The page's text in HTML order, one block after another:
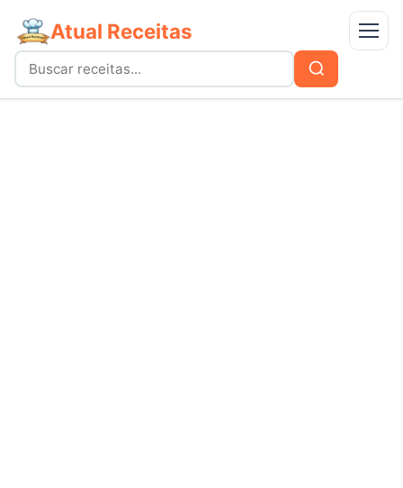
Atual Receitas Menu
Buscar
por:
Buscar